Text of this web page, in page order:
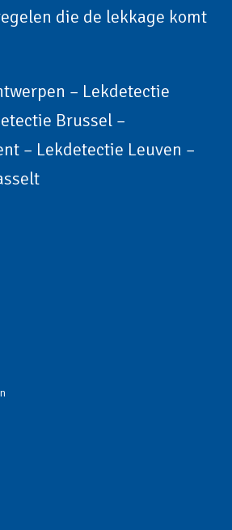
die de lekkage komt
– Lekdetectie
Brussel –
– Lekdetectie Leuven –